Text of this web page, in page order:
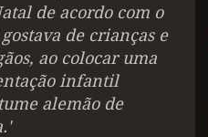
de acordo com o
de crianças e
ao colocar uma
infantil
alemão de